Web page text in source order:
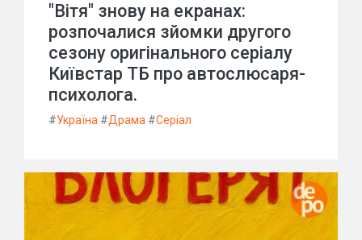
"Вітя" знову на екранах:
розпочалися зйомки другого
сезону оригінального серіалу
Київстар ТБ про автослюсаря-
психолога.
#Україна #Драма #Серіал